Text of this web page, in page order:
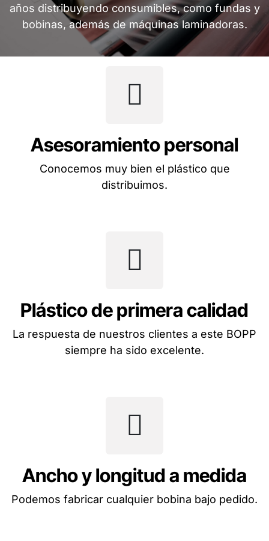
años distribuyendo consumibles, como fundas y
bobinas, además de máquinas laminadoras.
Asesoramiento personal
Conocemos muy bien el plástico que
distribuimos.
Plástico de primera calidad
La respuesta de nuestros clientes a este BOPP
siempre ha sido excelente.
Ancho y longitud a medida
Podemos fabricar cualquier bobina bajo pedido.